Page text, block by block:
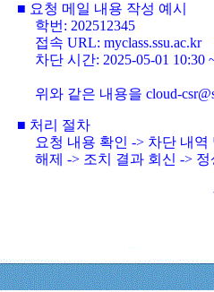
■ 요청 메일 내용 작성 예시
학번: 202512345
접속 URL: myclass.ssu.ac.kr
차단 시간: 2025-05-01 10:30
위와 같은 내용을 cloud-
■ 처리 절차
요청 내용 확인 -> 차단 내
해제 -> 조치 결과 회신 ->